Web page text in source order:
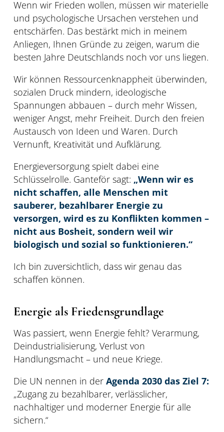
Wenn wir Frieden wollen, müssen wir materielle
und psychologische Ursachen verstehen und
entschärfen. Das bestärkt mich in meinem
Anliegen, Ihnen Gründe zu zeigen, warum die
besten Jahre Deutschlands noch vor uns liegen.
Wir können Ressourcenknappheit überwinden,
sozialen Druck mindern, ideologische
Spannungen abbauen – durch mehr Wissen,
weniger Angst, mehr Freiheit. Durch den freien
Austausch von Ideen und Waren. Durch
Vernunft, Kreativität und Aufklärung.
Energieversorgung spielt dabei eine
Schlüsselrolle. Ganteför sagt: „Wenn wir es
nicht schaffen, alle Menschen mit
sauberer, bezahlbarer Energie zu
versorgen, wird es zu Konflikten kommen –
nicht aus Bosheit, sondern weil wir
biologisch und sozial so funktionieren.“
Ich bin zuversichtlich, dass wir genau das
schaffen können.
Energie als Friedensgrundlage
Was passiert, wenn Energie fehlt? Verarmung,
Deindustrialisierung, Verlust von
Handlungsmacht – und neue Kriege.
Die UN nennen in der Agenda 2030 das Ziel 7:
„Zugang zu bezahlbarer, verlässlicher,
nachhaltiger und moderner Energie für alle
sichern.“